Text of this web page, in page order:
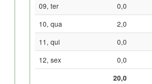
09, ter
0,0
10, qua
2,0
11, qui
0,0
12, sex
0,0
20,0